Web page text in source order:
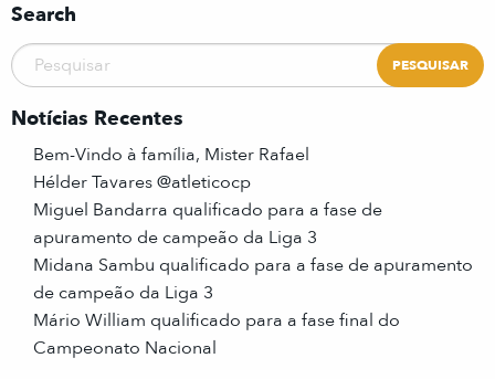
Search
Notícias Recentes
Bem-Vindo à família, Mister Rafael
Hélder Tavares @atleticocp
Miguel Bandarra qualificado para a fase de
apuramento de campeão da Liga 3
Midana Sambu qualificado para a fase de apuramento
de campeão da Liga 3
Mário William qualificado para a fase final do
Campeonato Nacional